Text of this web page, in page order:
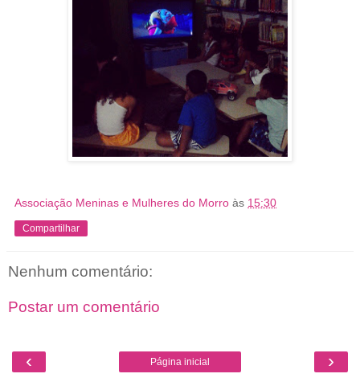
Associação Meninas e Mulheres do Morro às 15:30
Compartilhar
Nenhum comentário:
Postar um comentário
‹ ›
Página inicial